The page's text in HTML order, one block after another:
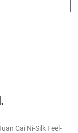
Cai Ni-Silk Feel-